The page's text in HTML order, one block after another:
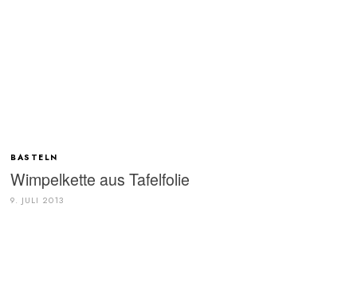
BASTELN
Wimpelkette aus Tafelfolie
9. JULI 2013